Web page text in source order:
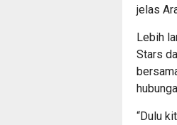
jelas
Lebih
Stars
“Dulu